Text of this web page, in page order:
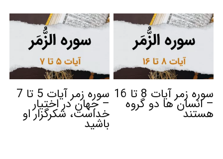
سوره زمر آیات 8 تا 16
– انسان ها دو گروه
هستند
سوره زمر آیات 5 تا 7
– جهان در اختیار
خداست، شکرگزار او
باشید